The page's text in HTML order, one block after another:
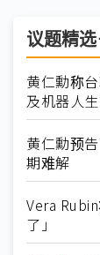
议题精
黄仁勳称
及机器人
黄仁勳预
期难解
Vera
了」